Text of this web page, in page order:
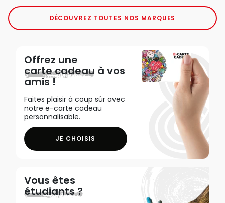
DÉCOUVREZ TOUTES NOS MARQUES
Offrez une
carte cadeau à vos
amis !
Faites plaisir à coup sûr avec
notre e-carte cadeau
personnalisable.
JE CHOISIS
Vous êtes
étudiants ?